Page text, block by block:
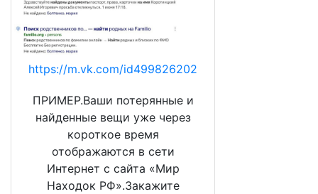
https://m.vk.com/id499826202
ПРИМЕР.Ваши потерянные и
найденные вещи уже через
короткое время
отображаются в сети
Интернет с сайта «Мир
Находок РФ».Закажите